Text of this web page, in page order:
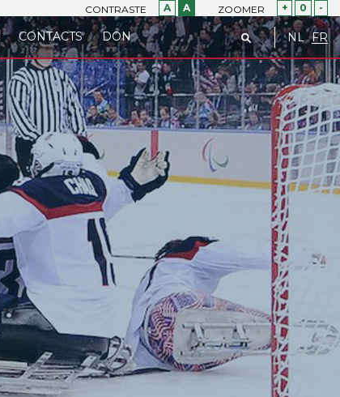
CONTRASTE A A ZOOMER + 0 -
NL FR
CONTACTS DON